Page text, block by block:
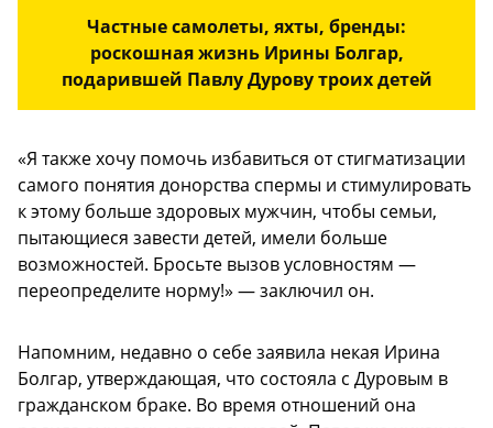
Частные самолеты, яхты, бренды:
роскошная жизнь Ирины Болгар,
подарившей Павлу Дурову троих детей
«Я также хочу помочь избавиться от стигматизации
самого понятия донорства спермы и стимулировать
к этому больше здоровых мужчин, чтобы семьи,
пытающиеся завести детей, имели больше
возможностей. Бросьте вызов условностям —
переопределите норму!» — заключил он.
Напомним, недавно о себе заявила некая Ирина
Болгар, утверждающая, что состояла с Дуровым в
гражданском браке. Во время отношений она